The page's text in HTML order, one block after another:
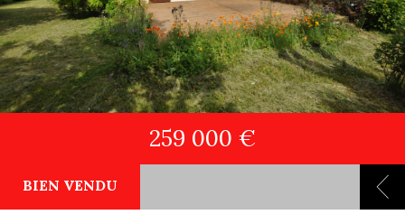
BIEN VENDU
259 000 €